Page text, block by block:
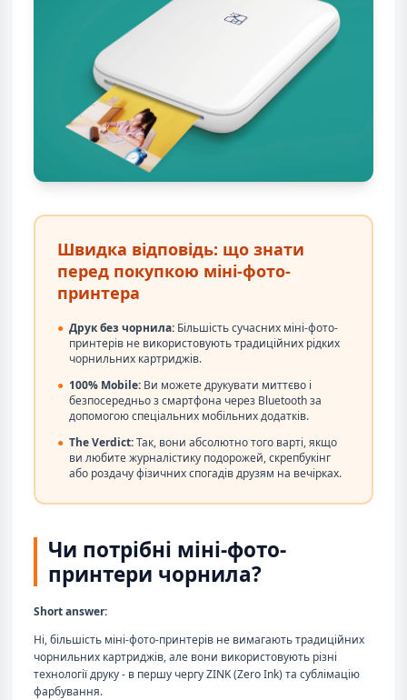
Швидка відповідь: що знати
перед покупкою міні-фото-
принтера
● Друк без чорнила: Більшість сучасних міні-фото-
принтерів не використовують традиційних рідких
чорнильних картриджів.
● 100% Mobile: Ви можете друкувати миттєво і
безпосередньо з смартфона через Bluetooth за
допомогою спеціальних мобільних додатків.
● The Verdict:Так, вони абсолютно того варті, якщо
ви любите журналістику подорожей, скрепбукінг
або роздачу фізичних спогадів друзям на вечірках.
Чи потрібні міні-фото-
принтери чорнила?
Short answer:
Ні, більшість міні-фото-принтерів не вимагають традиційних
чорнильних картриджів, але вони використовують різні
технології друку - в першу чергу ZINK (Zero Ink) та сублімацію
фарбування.